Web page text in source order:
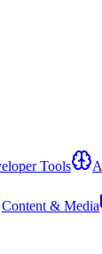
Tools
Content & Media